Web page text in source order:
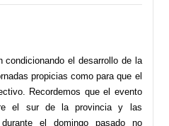
el desarrollo de la
propicias como para que el
Recordemos que el evento
el sur de la provincia y las
durante el domingo pasado no